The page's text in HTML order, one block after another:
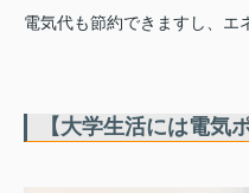
電気代も節約できますし、エ
【大学生活には電気